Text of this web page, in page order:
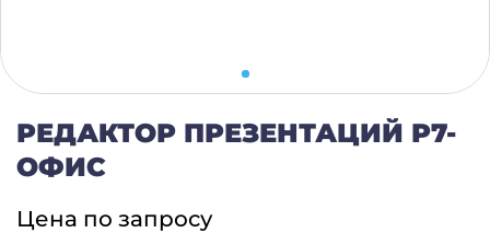
РЕДАКТОР ПРЕЗЕНТАЦИЙ Р7-
ОФИС
Цена по запросу